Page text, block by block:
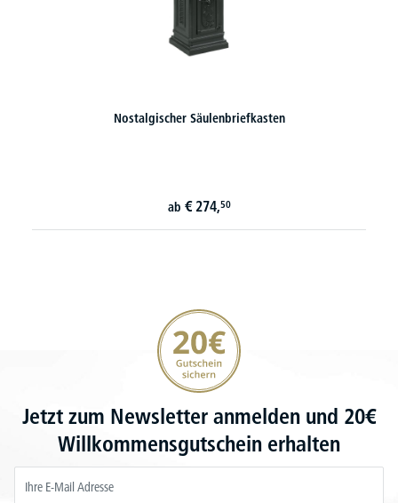
Nostalgischer Säulenbriefkasten
ab € 274,50
20€ Gutschein sichern
Jetzt zum Newsletter anmelden und 20€
Willkommensgutschein erhalten